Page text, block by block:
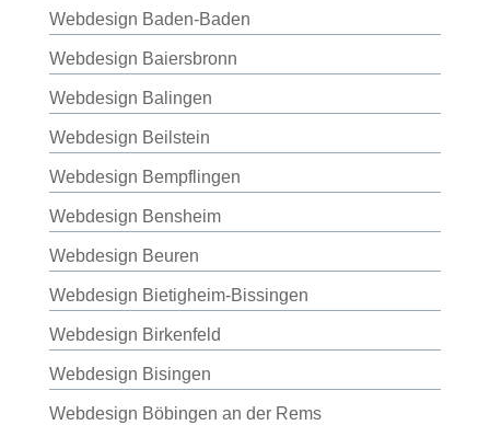
Webdesign Baden-Baden
Webdesign Baiersbronn
Webdesign Balingen
Webdesign Beilstein
Webdesign Bempflingen
Webdesign Bensheim
Webdesign Beuren
Webdesign Bietigheim-Bissingen
Webdesign Birkenfeld
Webdesign Bisingen
Webdesign Böbingen an der Rems